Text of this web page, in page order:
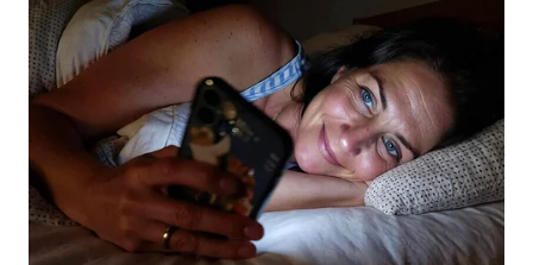
MALUT
WN
DAIRI
WN
DANAU
TOBA